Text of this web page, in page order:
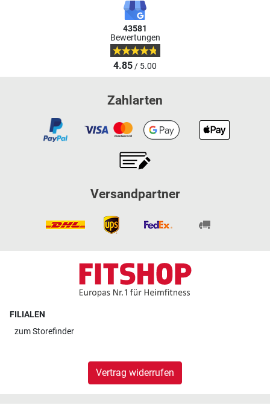
43581
Bewertungen
4.85/ 5.00
Zahlarten
Versandpartner
FILIALEN
zumStorefinder
Vertrag widerrufen